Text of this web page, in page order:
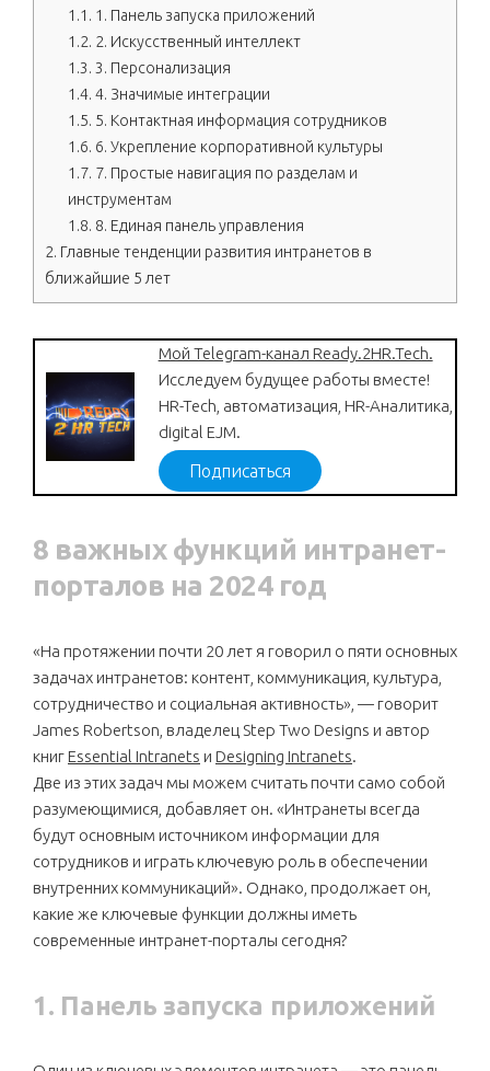
1.1. 1. Панель запуска приложений
1.2. 2. Искусственный интеллект
1.3. 3. Персонализация
1.4. 4. Значимые интеграции
1.5. 5. Контактная информация сотрудников
1.6. 6. Укрепление корпоративной культуры
1.7. 7. Простые навигация по разделам и
инструментам
1.8. 8. Единая панель управления
2. Главные тенденции развития интранетов в
ближайшие 5 лет
Мой Telegram-канал Ready.2HR.Tech.
Исследуем будущее работы вместе!
HR-Tech, автоматизация, HR-Аналитика,
digital EJM.
Подписаться
8 важных функций интранет-
порталов на 2024 год
«На протяжении почти 20 лет я говорил о пяти основных
задачах интранетов: контент, коммуникация, культура,
сотрудничество и социальная активность», — говорит
James Robertson, владелец Step Two Designs и автор
книг Essential Intranets и Designing Intranets.
Две из этих задач мы можем считать почти само собой
разумеющимися, добавляет он. «Интранеты всегда
будут основным источником информации для
сотрудников и играть ключевую роль в обеспечении
внутренних коммуникаций». Однако, продолжает он,
какие же ключевые функции должны иметь
современные интранет-порталы сегодня?
1. Панель запуска приложений